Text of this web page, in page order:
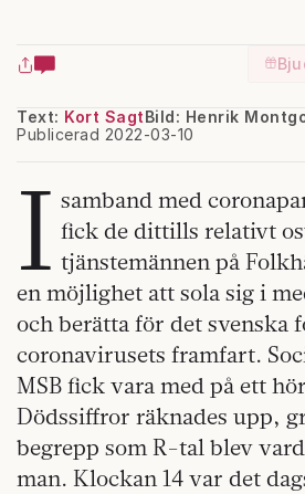
Text: Kort Sagt
Publicerad 2022-03-10
Bild: Henrik
I samband med
fick de dittills relativt
tjänstemännen på
en möjlighet att sola sig i
och berätta för det svenska
coronavirusets framfart.
MSB fick vara med på ett
Dödssiffror räknades upp,
begrepp som R-tal blev
man. Klockan 14 var det